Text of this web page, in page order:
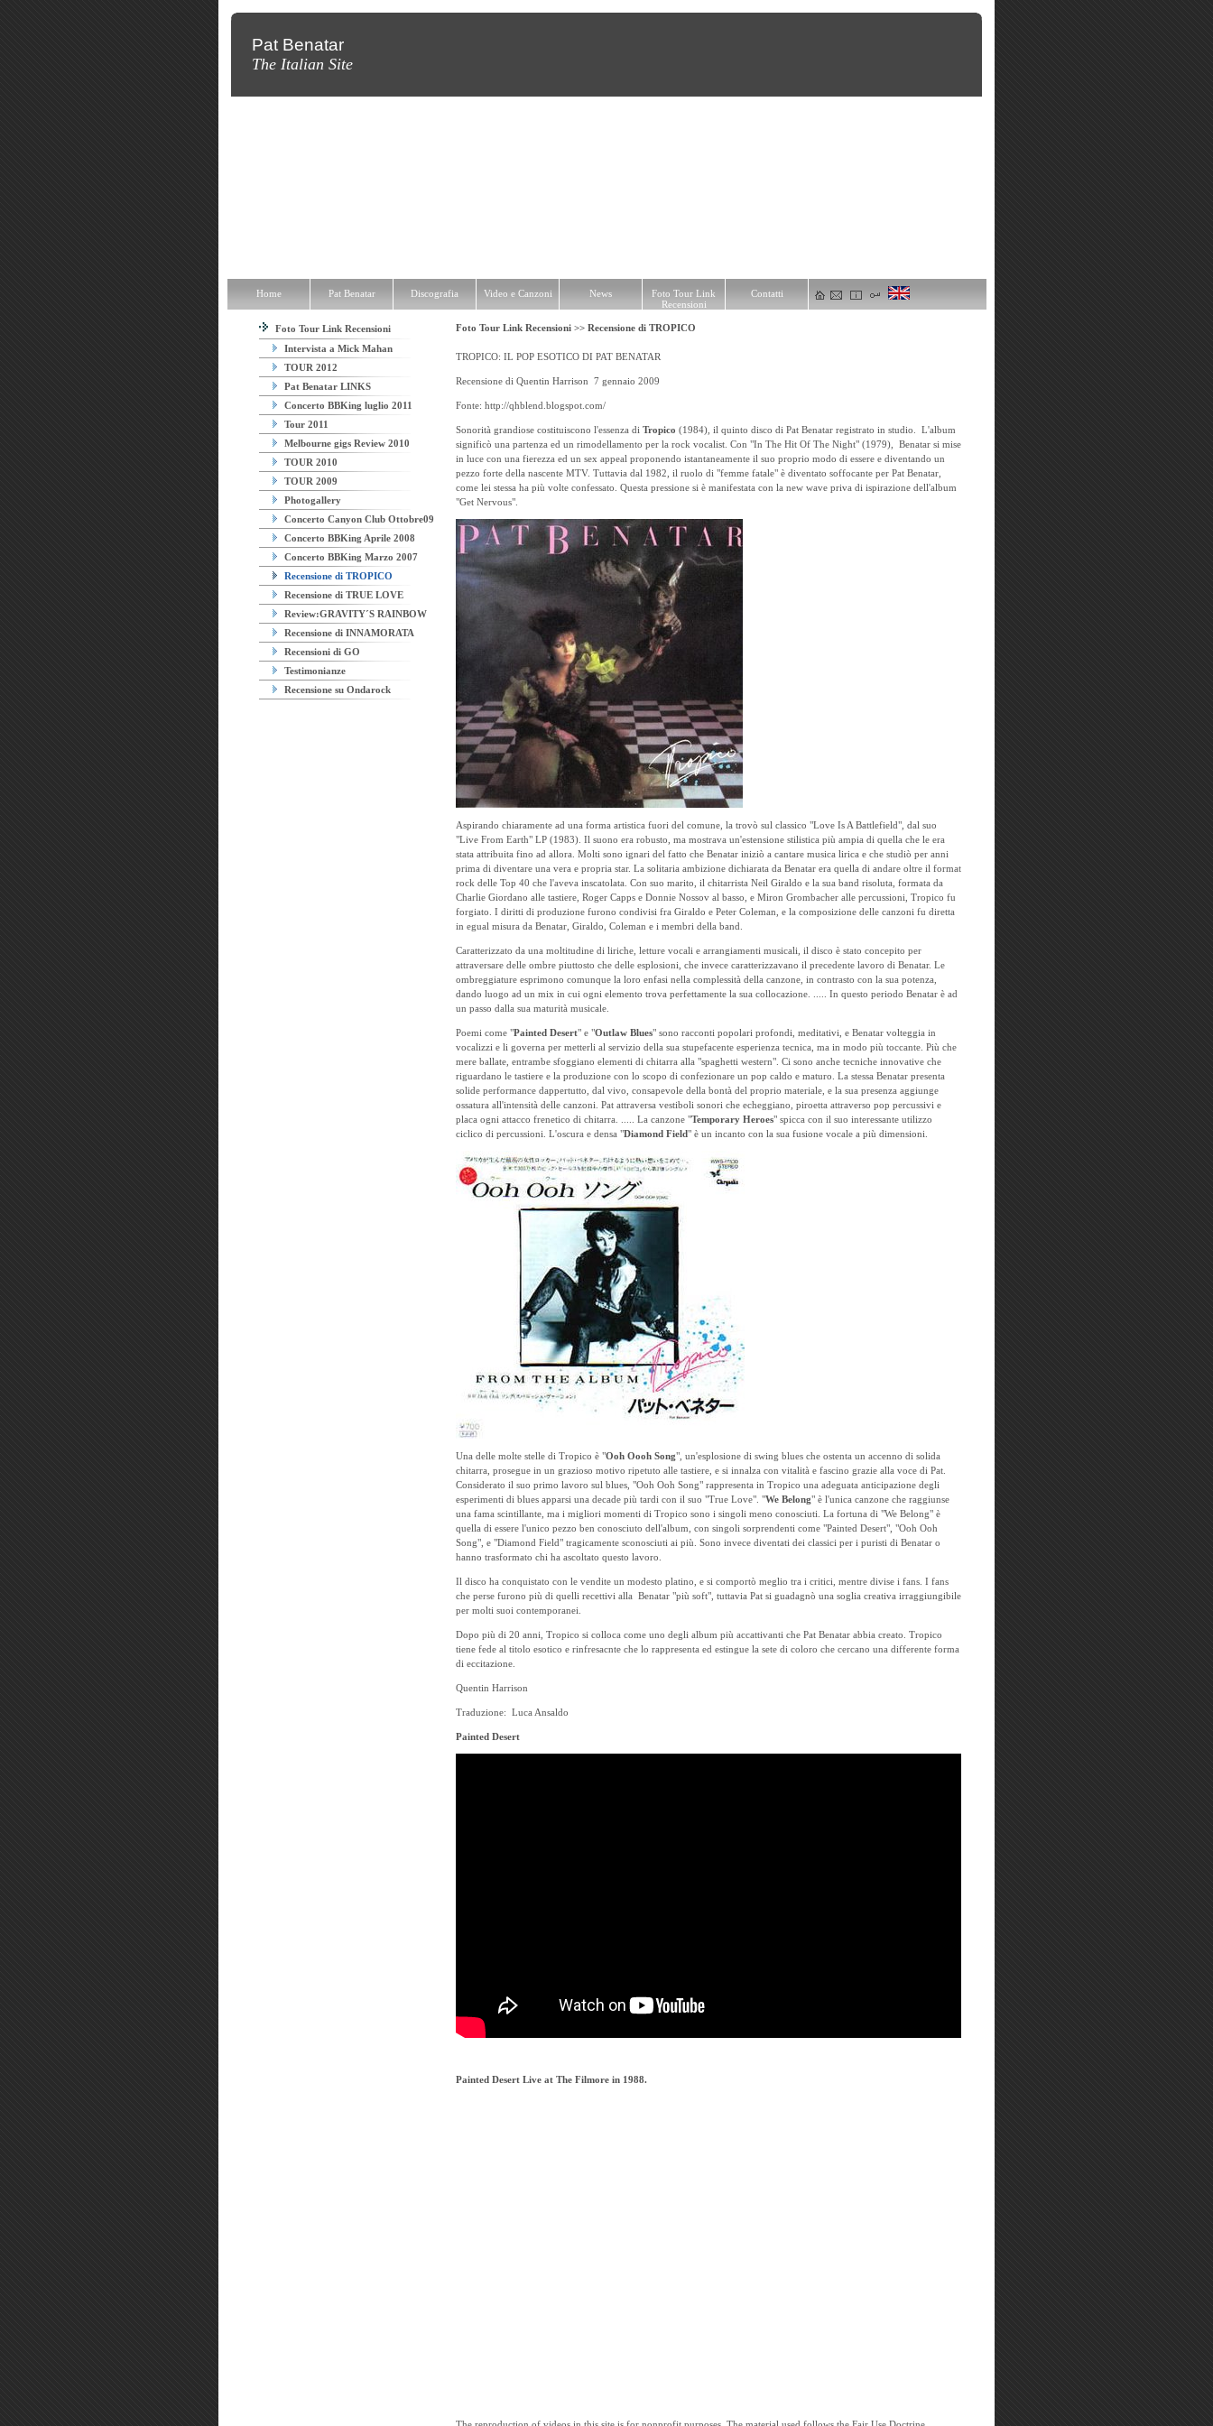
Pat Benatar
The Italian Site
Foto Tour Link Recensioni
Intervista a Mick Mahan
TOUR 2012
Pat Benatar LINKS
Concerto BBKing luglio 2011
Tour 2011
Melbourne gigs Review 2010
TOUR 2010
TOUR 2009
Photogallery
Concerto Canyon Club Ottobre09
Concerto BBKing Aprile 2008
Concerto BBKing Marzo 2007
Recensione di TROPICO
Recensione di TRUE LOVE
Review:GRAVITY´S RAINBOW
Recensione di INNAMORATA
Recensioni di GO
Testimonianze
Recensione su Ondarock
Foto Tour Link Recensioni >> Recensione di TROPICO
TROPICO: IL POP ESOTICO DI PAT BENATAR
Recensione di Quentin Harrison 7 gennaio 2009
Fonte: http://qhblend.blogspot.com/
Sonorità grandiose costituiscono l'essenza di Tropico (1984), il quinto disco di Pat Benatar registrato in studio. L'album
significò una partenza ed un rimodellamento per la rock vocalist. Con "In The Hit Of The Night" (1979), Benatar si mise
in luce con una fierezza ed un sex appeal proponendo istantaneamente il suo proprio modo di essere e diventando un
pezzo forte della nascente MTV. Tuttavia dal 1982, il ruolo di "femme fatale" è diventato soffocante per Pat Benatar,
come lei stessa ha più volte confessato. Questa pressione si è manifestata con la new wave priva di ispirazione dell'album
"Get Nervous".
Aspirando chiaramente ad una forma artistica fuori del comune, la trovò sul classico "Love Is A Battlefield", dal suo
"Live From Earth" LP (1983). Il suono era robusto, ma mostrava un'estensione stilistica più ampia di quella che le era
stata attribuita fino ad allora. Molti sono ignari del fatto che Benatar iniziò a cantare musica lirica e che studiò per anni
prima di diventare una vera e propria star. La solitaria ambizione dichiarata da Benatar era quella di andare oltre il format
rock delle Top 40 che l'aveva inscatolata. Con suo marito, il chitarrista Neil Giraldo e la sua band risoluta, formata da
Charlie Giordano alle tastiere, Roger Capps e Donnie Nossov al basso, e Miron Grombacher alle percussioni, Tropico fu
forgiato. I diritti di produzione furono condivisi fra Giraldo e Peter Coleman, e la composizione delle canzoni fu diretta
in egual misura da Benatar, Giraldo, Coleman e i membri della band.
Caratterizzato da una moltitudine di liriche, letture vocali e arrangiamenti musicali, il disco è stato concepito per
attraversare delle ombre piuttosto che delle esplosioni, che invece caratterizzavano il precedente lavoro di Benatar. Le
ombreggiature esprimono comunque la loro enfasi nella complessità della canzone, in contrasto con la sua potenza,
dando luogo ad un mix in cui ogni elemento trova perfettamente la sua collocazione. ..... In questo periodo Benatar è ad
un passo dalla sua maturità musicale.
Poemi come "Painted Desert" e "Outlaw Blues" sono racconti popolari profondi, meditativi, e Benatar volteggia in
vocalizzi e li governa per metterli al servizio della sua stupefacente esperienza tecnica, ma in modo più toccante. Più che
mere ballate, entrambe sfoggiano elementi di chitarra alla "spaghetti western". Ci sono anche tecniche innovative che
riguardano le tastiere e la produzione con lo scopo di confezionare un pop caldo e maturo. La stessa Benatar presenta
solide performance dappertutto, dal vivo, consapevole della bontà del proprio materiale, e la sua presenza aggiunge
ossatura all'intensità delle canzoni. Pat attraversa vestiboli sonori che echeggiano, piroetta attraverso pop percussivi e
placa ogni attacco frenetico di chitarra. ..... La canzone "Temporary Heroes" spicca con il suo interessante utilizzo
ciclico di percussioni. L'oscura e densa "Diamond Field" è un incanto con la sua fusione vocale a più dimensioni.
Una delle molte stelle di Tropico è "Ooh Oooh Song", un'esplosione di swing blues che ostenta un accenno di solida
chitarra, prosegue in un grazioso motivo ripetuto alle tastiere, e si innalza con vitalità e fascino grazie alla voce di Pat.
Considerato il suo primo lavoro sul blues, "Ooh Ooh Song" rappresenta in Tropico una adeguata anticipazione degli
esperimenti di blues apparsi una decade più tardi con il suo "True Love". "We Belong" è l'unica canzone che raggiunse
una fama scintillante, ma i migliori momenti di Tropico sono i singoli meno conosciuti. La fortuna di "We Belong" è
quella di essere l'unico pezzo ben conosciuto dell'album, con singoli sorprendenti come "Painted Desert", "Ooh Ooh
Song", e "Diamond Field" tragicamente sconosciuti ai più. Sono invece diventati dei classici per i puristi di Benatar o
hanno trasformato chi ha ascoltato questo lavoro.
Il disco ha conquistato con le vendite un modesto platino, e si comportò meglio tra i critici, mentre divise i fans. I fans
che perse furono più di quelli recettivi alla Benatar "più soft", tuttavia Pat si guadagnò una soglia creativa irraggiungibile
per molti suoi contemporanei.
Dopo più di 20 anni, Tropico si colloca come uno degli album più accattivanti che Pat Benatar abbia creato. Tropico
tiene fede al titolo esotico e rinfresacnte che lo rappresenta ed estingue la sete di coloro che cercano una differente forma
di eccitazione.
Quentin Harrison
Traduzione: Luca Ansaldo
Painted Desert
Painted Desert Live at The Filmore in 1988.
Home Pat Benatar Discografia Video e Canzoni News
Foto Tour Link
Recensioni
Contatti